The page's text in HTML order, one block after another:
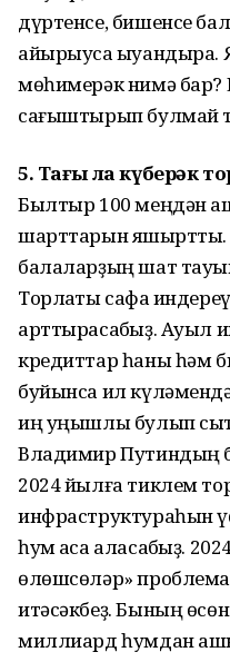
дүртенсе, бишенсе
айырыуса
мөһимерәк нимә бар?
сағыштырып булмай
5. Тағы ла күберәк
Былтыр 100 меңдән
шарттарын
балаларҙың шат
Торлаҡты сафҡа
арттырасаҡбыҙ. Ауыл
кредиттар һаны һәм
буйынса ил
иң уңышлы булып
Владимир Путиндың
2024 йылға тиклем
инфраструктураһын
һум аҡса аласаҡбыҙ.
өлөшсөләр»
итәсәкбеҙ. Бының
миллиард һумдан